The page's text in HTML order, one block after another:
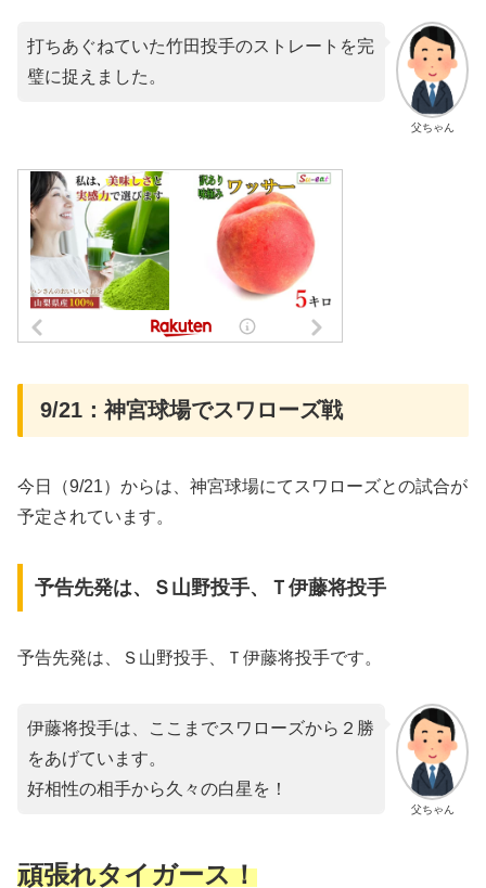
父ちゃん
打ちあぐねていた竹田投手のストレートを完
璧に捉えました。
9/21：神宮球場でスワローズ戦
今日（9/21）からは、神宮球場にてスワローズとの試合が
予定されています。
予告先発は、Ｓ山野投手、Ｔ伊藤将投手
予告先発は、Ｓ山野投手、Ｔ伊藤将投手です。
父ちゃん
伊藤将投手は、ここまでスワローズから２勝
をあげています。
好相性の相手から久々の白星を！
頑張れタイガース！